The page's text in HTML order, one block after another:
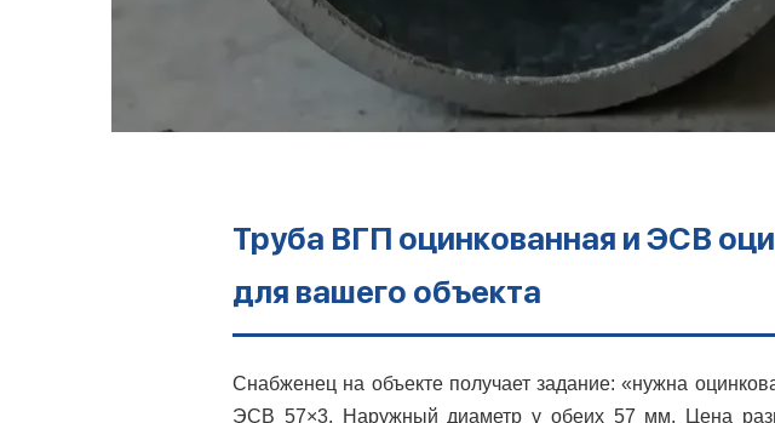
Труба ВГП оцинкованная и ЭСВ
для вашего объекта
Снабженец на объекте получает задание: «нужна
ЭСВ 57×3. Наружный диаметр у обеих 57 мм. Цена